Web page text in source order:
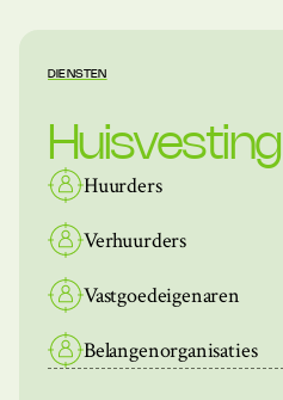
DIENSTEN
Huisvesting
Huurders
Verhuurders
Vastgoedeigenaren
Belangenorganisaties